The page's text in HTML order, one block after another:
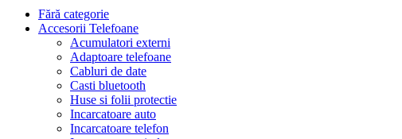
Fără categorie
Accesorii Telefoane
Acumulatori externi
Adaptoare telefoane
Cabluri de date
Casti bluetooth
Huse si folii protectie
Incarcatoare auto
Incarcatoare telefon